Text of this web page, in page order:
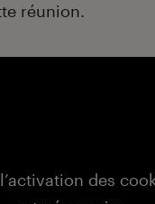
réunion.
des